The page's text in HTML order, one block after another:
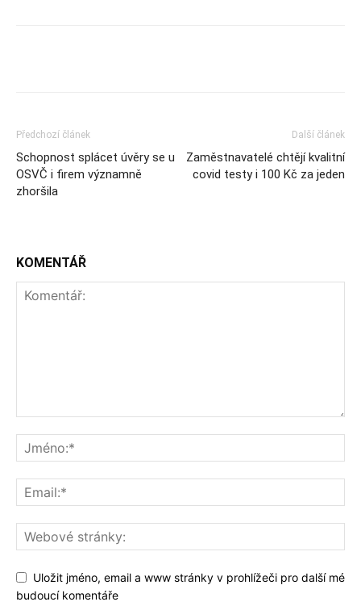
Předchozí článek
Schopnost splácet úvěry se u
OSVČ i firem významně
zhoršila
Další článek
Zaměstnavatelé chtějí kvalitní
covid testy i 100 Kč za jeden
KOMENTÁŘ
Uložit jméno, email a www stránky v prohlížeči pro další mé
budoucí komentáře